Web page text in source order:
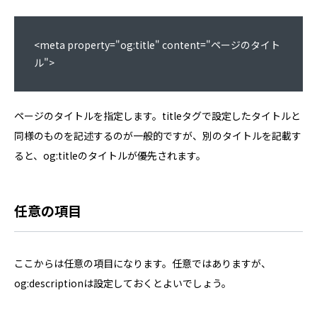
<meta property="og:title" content="ページのタイト
ル">
ページのタイトルを指定します。titleタグで設定したタイトルと
同様のものを記述するのが一般的ですが、別のタイトルを記載す
ると、og:titleのタイトルが優先されます。
任意の項目
ここからは任意の項目になります。任意ではありますが、
og:descriptionは設定しておくとよいでしょう。